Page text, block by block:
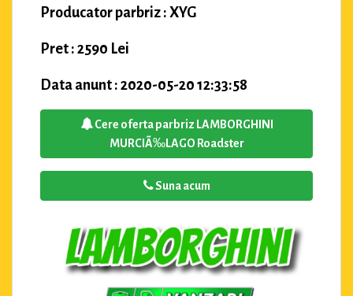
Producator parbriz : XYG
Pret : 2590 Lei
Data anunt : 2020-05-20 12:33:58
Cere oferta parbriz LAMBORGHINI
MURCIÃ‰LAGO Roadster
Suna acum